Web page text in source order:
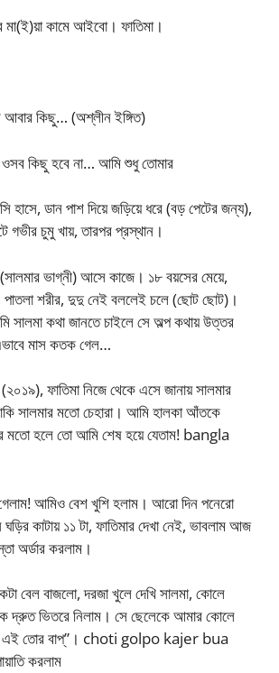
মা(ই)য়া কামে আইবো। ফাতিমা।
আবার কিছু… (অশ্লীন ইঙ্গিত)
কিছু হবে না… আমি শুধু তোমার
হাসে, ডান পাশ দিয়ে জড়িয়ে ধরে (বড় পেটের জন্য),
গভীর চুমু খায়, তারপর প্রস্থান।
(সালমার ভাগ্নী) আসে কাজে। ১৮ বয়সের মেয়ে,
পাতলা শরীর, দুদু নেই বললেই চলে (ছোট ছোট)।
সালমা কথা জানতে চাইলে সে অল্প কথায় উত্তর
মাস কতক গেল…
(২০১৯), ফাতিমা নিজে থেকে এসে জানায় সালমার
সালমার মতো চেহারা। আমি হালকা আঁতকে
মতো হলে তো আমি শেষ হয়ে যেতাম! bangla
আমিও বেশ খুশি হলাম। আরো দিন পনেরো
কাটায় ১১ টা, ফাতিমার দেখা নেই, ভাবলাম আজ
অর্ডার করলাম।
বেল বাজলো, দরজা খুলে দেখি সালমা, কোলে
দ্রুত ভিতরে নিলাম। সে ছেলেকে আমার কোলে
এই তোর বাপ্”। choti golpo kajer bua
করলাম